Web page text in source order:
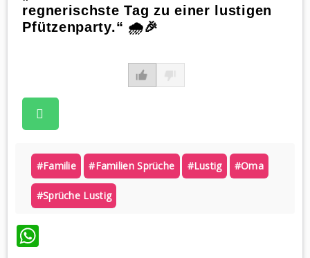
regnerischste Tag zu einer lustigen
Pfützenparty.“ 🌧️🎉
#familie #familien Sprüche #lustig #oma
#sprüche Lustig
WhatsApp